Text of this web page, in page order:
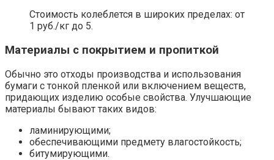
Стоимость колеблется в широких пределах: от
1 руб./кг до 5.
Материалы с покрытием и пропиткой
Обычно это отходы производства и использования
бумаги с тонкой пленкой или включением веществ,
придающих изделию особые свойства. Улучшающие
материалы бывают таких видов:
ламинирующими;
обеспечивающими предмету влагостойкость;
битумирующими.